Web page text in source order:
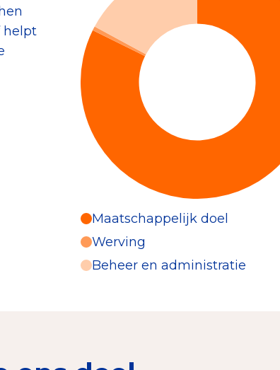
Maatschappelijk doel
Werving
Beheer en administratie
helpt